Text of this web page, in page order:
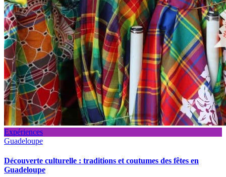
Expériences
Guadeloupe
Découverte culturelle : traditions et coutumes des fêtes en
Guadeloupe